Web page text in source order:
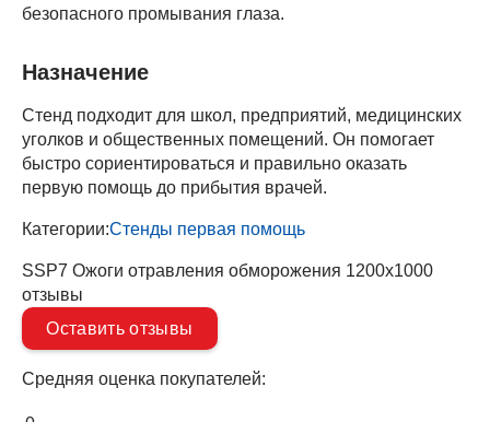
безопасного промывания глаза.
Назначение
Стенд подходит для школ, предприятий, медицинских
уголков и общественных помещений. Он помогает
быстро сориентироваться и правильно оказать
первую помощь до прибытия врачей.
Категории:Стенды первая помощь
SSP7 Ожоги отравления обморожения 1200х1000
отзывы
Оставить отзывы
Средняя оценка покупателей: